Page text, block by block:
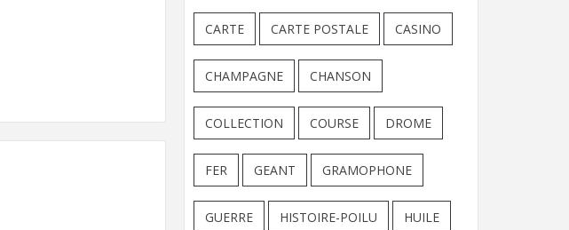
CARTE CARTE POSTALE CASINO
CHAMPAGNE CHANSON
COLLECTION COURSE DROME
FER GEANT GRAMOPHONE
GUERRE HISTOIRE-POILU HUILE